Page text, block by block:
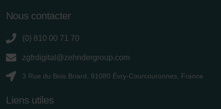
Nous contacter
(0) 810 00 71 70
zgfrdigital@zehndergroup.com
3 Rue du Bois Briard, 91080 Évry-Courcouronnes, France
Liens utiles